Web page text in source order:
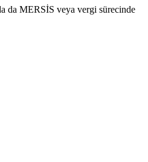
da MERSİS veya vergi sürecinde